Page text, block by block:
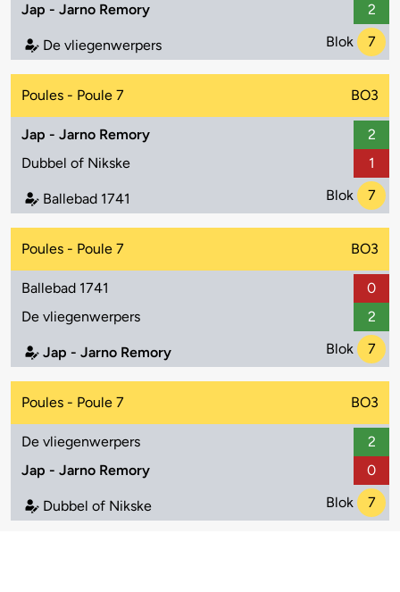
Jap - Jarno Remory
2
De vliegenwerpers Blok 7
Poules - Poule 7 BO3
Jap - Jarno Remory
2
Dubbel of Nikske
1
Ballebad 1741 Blok 7
Poules - Poule 7 BO3
Ballebad 1741
0
De vliegenwerpers
2
Jap - Jarno Remory Blok 7
Poules - Poule 7 BO3
De vliegenwerpers
2
Jap - Jarno Remory
0
Dubbel of Nikske Blok 7